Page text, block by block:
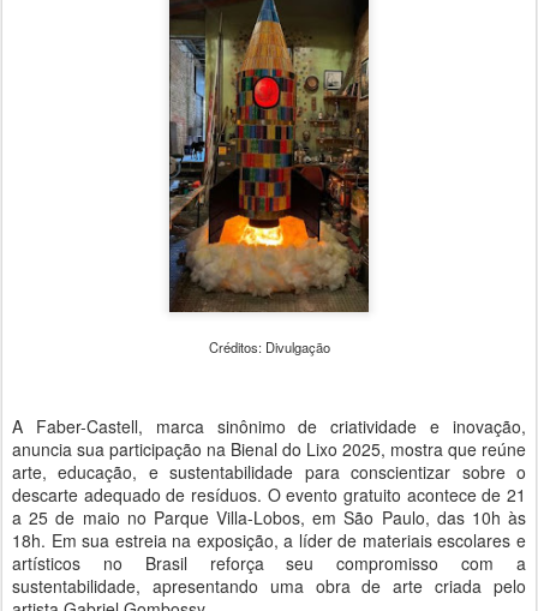
Créditos: Divulgação
A Faber-Castell, marca sinônimo de criatividade e inovação,
anuncia sua participação na Bienal do Lixo 2025, mostra que reúne
arte, educação, e sustentabilidade para conscientizar sobre o
descarte adequado de resíduos. O evento gratuito acontece de 21
a 25 de maio no Parque Villa-Lobos, em São Paulo, das 10h às
18h. Em sua estreia na exposição, a líder de materiais escolares e
artísticos no Brasil reforça seu compromisso com a
sustentabilidade, apresentando uma obra de arte criada pelo